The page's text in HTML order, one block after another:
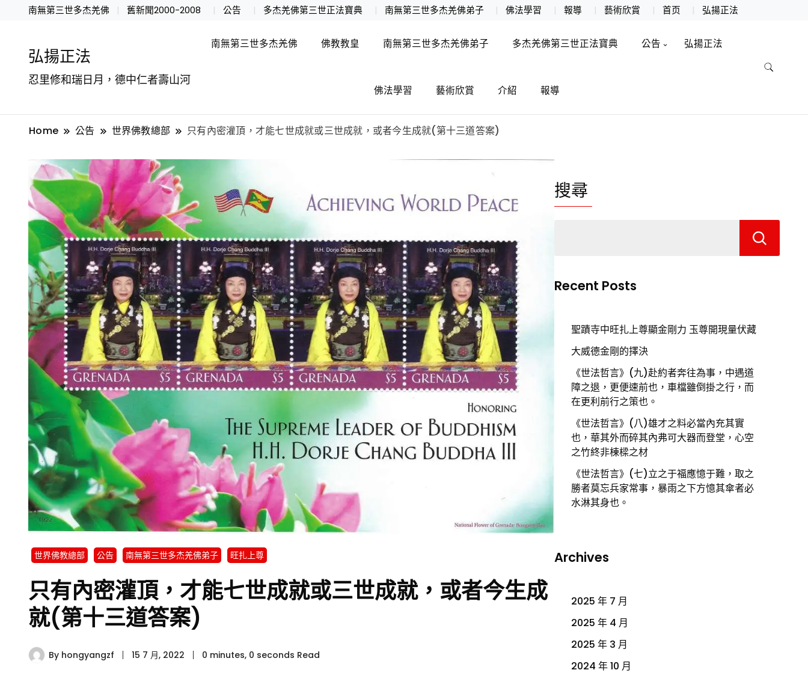
南無第三世多杰羌佛 舊新聞2000-2008 公告 多杰羌佛第三世正法寶典 南無第三世多杰羌佛弟子 佛法學習 報導 藝術欣賞 首页 弘揚正法
弘揚正法
忍里修和瑞日月，德中仁者壽山河
南無第三世多杰羌佛 佛教教皇 南無第三世多杰羌佛弟子 多杰羌佛第三世正法寶典 公告 弘揚正法
佛法學習 藝術欣賞 介紹 報導
Home 公告 世界佛教總部 只有內密灌頂，才能七世成就或三世成就，或者今生成就(第十三道答案)
世界佛教總部 公告 南無第三世多杰羌佛弟子 旺扎上尊
只有內密灌頂，才能七世成就或三世成就，或者今生成
就(第十三道答案)
By hongyangzf 15 7 月, 2022 0 minutes, 0 seconds Read
搜尋
Recent Posts
聖蹟寺中旺扎上尊顯金剛力 玉尊開現量伏藏
大威德金剛的擇決
《世法哲言》(九)赴約者奔往為事，中遇道
障之退，更便速前也，車檔雖倒掛之行，而
在更利前行之策也。
《世法哲言》(八)雄才之料必當內充其實
也，華其外而碎其內弗可大器而登堂，心空
之竹終非棟樑之材
《世法哲言》(七)立之于福應憶于難，取之
勝者莫忘兵家常事，暴雨之下方憶其傘者必
水淋其身也。
Archives
2025 年 7 月
2025 年 4 月
2025 年 3 月
2024 年 10 月